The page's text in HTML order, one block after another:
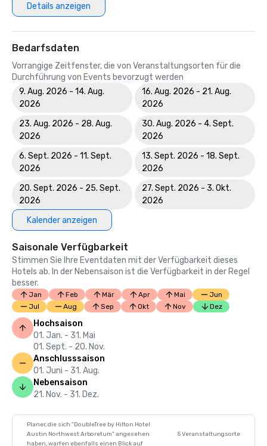
Details anzeigen
Bedarfsdaten
Vorrangige Zeitfenster, die von Veranstaltungsorten für die
Durchführung von Events bevorzugt werden
9. Aug. 2026 - 14. Aug.
2026
16. Aug. 2026 - 21. Aug.
2026
23. Aug. 2026 - 28. Aug.
2026
30. Aug. 2026 - 4. Sept.
2026
6. Sept. 2026 - 11. Sept.
2026
13. Sept. 2026 - 18. Sept.
2026
20. Sept. 2026 - 25. Sept.
2026
27. Sept. 2026 - 3. Okt.
2026
Kalender anzeigen
Saisonale Verfügbarkeit
Stimmen Sie Ihre Eventdaten mit der Verfügbarkeit dieses
Hotels ab. In der Nebensaison ist die Verfügbarkeit in der Regel
besser.
Jan Feb Mär Apr Mai
Jun
Jul
Aug Sep Okt Nov Dez
Hochsaison
01. Jan. - 31. Mai
01. Sept. - 20. Nov.
Anschlusssaison
01. Juni - 31. Aug.
Nebensaison
21. Nov. - 31. Dez.
Planer, die sich "DoubleTree by Hilton Hotel
Austin Northwest Arboretum" angesehen
haben, warfen ebenfalls einen Blick auf
5 Veranstaltungsorte